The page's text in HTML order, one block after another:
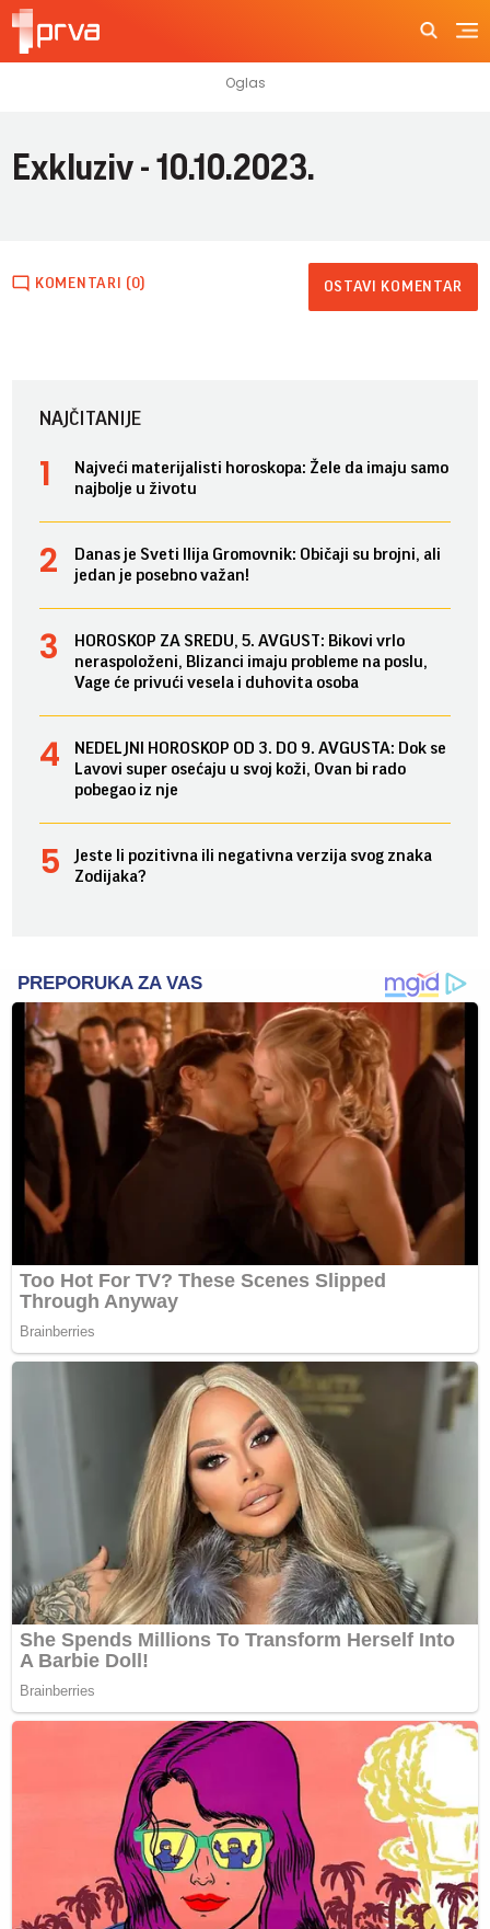
Exkluziv - 10.10.2023.
KOMENTARI (0) OSTAVI KOMENTAR
NAJČITANIJE
Najveći materijalisti horoskopa: Žele da imaju samo
najbolje u životu
Danas je Sveti Ilija Gromovnik: Običaji su brojni, ali
jedan je posebno važan!
HOROSKOP ZA SREDU, 5. AVGUST: Bikovi vrlo
neraspoloženi, Blizanci imaju probleme na poslu,
Vage će privući vesela i duhovita osoba
NEDELJNI HOROSKOP OD 3. DO 9. AVGUSTA: Dok se
Lavovi super osećaju u svoj koži, Ovan bi rado
pobegao iz nje
Jeste li pozitivna ili negativna verzija svog znaka
Zodijaka?